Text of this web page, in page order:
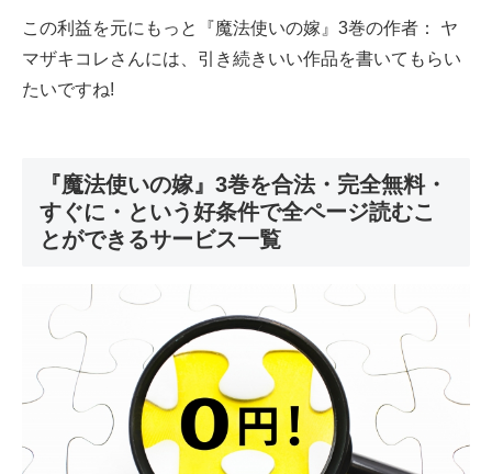
この利益を元にもっと『魔法使いの嫁』3巻の作者： ヤ
マザキコレさんには、引き続きいい作品を書いてもらい
たいですね!
『魔法使いの嫁』3巻を合法・完全無料・
すぐに・という好条件で全ページ読むこ
とができるサービス一覧